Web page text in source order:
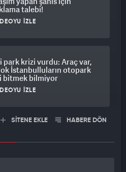
talebi!
İZLE
park krizi vurdu: Araç var,
İstanbulluların otopark
bitmek bilmiyor
İZLE
SİTENE EKLE HABERE DÖN